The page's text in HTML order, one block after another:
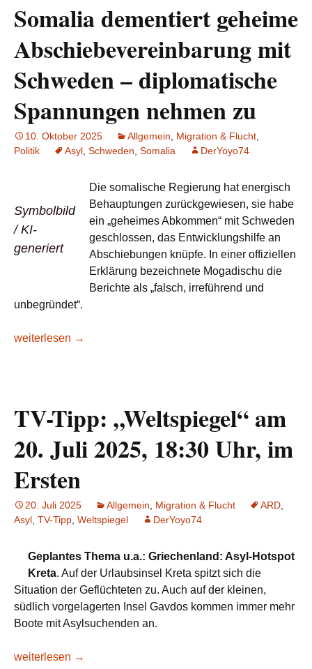
Somalia dementiert geheime
Abschiebevereinbarung mit
Schweden – diplomatische
Spannungen nehmen zu
10. Oktober 2025 Allgemein Migration & Flucht
Politik
Asyl Schweden Somalia DerYoyo74
Symbolbild
/ KI-
generiert
Die somalische Regierung hat energisch
Behauptungen zurückgewiesen, sie habe
ein „geheimes Abkommen“ mit Schweden
geschlossen, das Entwicklungshilfe an
Abschiebungen knüpfe. In einer offiziellen
Erklärung bezeichnete Mogadischu die
Berichte als „falsch, irreführend und
unbegründet“.
Somalia dementiert geheime Abschiebevereinbarung mit
weiterlesen →
TV-Tipp: „Weltspiegel“ am
20. Juli 2025, 18:30 Uhr, im
Ersten
20. Juli 2025 Allgemein Migration & Flucht ARD
Asyl TV-Tipp Weltspiegel DerYoyo74
Geplantes Thema u.a.: Griechenland: Asyl-Hotspot
Kreta. Auf der Urlaubsinsel Kreta spitzt sich die
Situation der Geflüchteten zu. Auch auf der kleinen,
südlich vorgelagerten Insel Gavdos kommen immer mehr
Boote mit Asylsuchenden an.
TV-Tipp: „Weltspiegel“ am 20. Juli 2025, 18:30 Uhr, im
weiterlesen →